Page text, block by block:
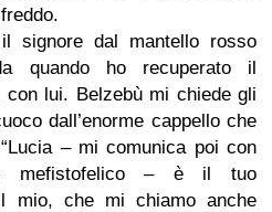
signore dal mantello rosso
quando ho recuperato il
con lui. Belzebù mi chiede gli
dall’enorme cappello che
– mi comunica poi con
mefistofelico – è il tuo
mio, che mi chiamo anche